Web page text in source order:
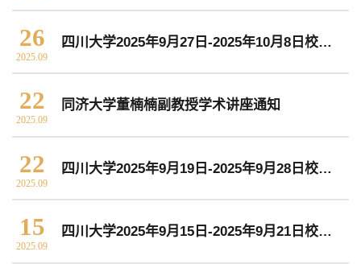
学生活动 创业就业 奖助学金
常用办公电话
26
2025.09
四川大学2025年9月27日-2025年10月8日校园文化活动预告
22
2025.09
同济大学董楠楠副教授学术讲座通知
22
2025.09
四川大学2025年9月19日-2025年9月28日校园文化活动预告
15
2025.09
四川大学2025年9月15日-2025年9月21日校园文化活动预告